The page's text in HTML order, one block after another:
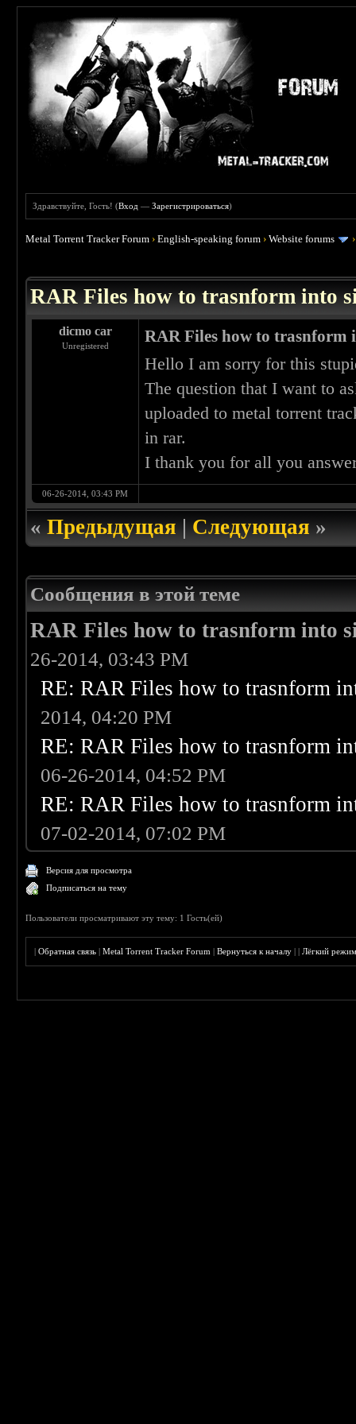
Здравствуйте, Гость! (Вход —Зарегистрироваться)
Metal Torrent Tracker Forum ›English-speaking forum ›Website forums
RAR Files how to trasnform into
dicmo car
Unregistered
RAR Files how to trasnform
Hello I am sorry for this
The question that I want to
uploaded to metal torrent
in rar.
I thank you for all you
06-26-2014, 03:43 PM
«Предыдущая|Следующая»
Сообщения в этой теме
RAR Files how to trasnform into
26-2014, 03:43 PM
RE: RAR Files how to trasnform
2014, 04:20 PM
RE: RAR Files how to trasnform
06-26-2014, 04:52 PM
RE: RAR Files how to trasnform
07-02-2014, 07:02 PM
Версия для просмотра
Подписаться на тему
Пользователи просматривают эту тему: 1 Гость(ей)
|Обратная связь |Metal Torrent Tracker Forum |Вернуться к началу ||Лёгкий